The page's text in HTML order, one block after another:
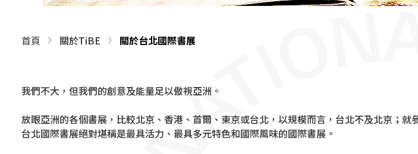
首頁 關於TiBE 關於台北國際書展
我們不大，但我們的創意及能量足以傲視亞洲。
放眼亞洲的各個書展，比較北京、香港、首爾、東京或台北，以規模而言，台北不及北京；
台北國際書展絕對堪稱是最具活力、最具多元特色和國際風味的國際書展。